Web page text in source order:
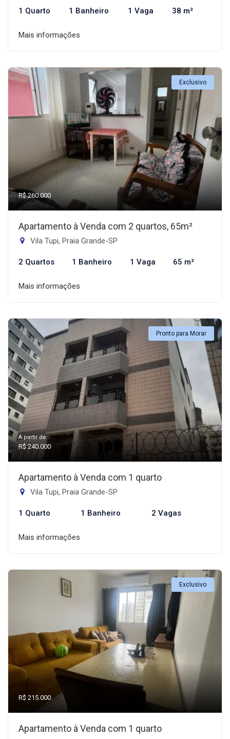
1 Quarto 1 Banheiro 1 Vaga 38 m²
Mais informações
Exclusivo
R$ 260.000
Apartamento à Venda com 2 quartos, 65m²
Vila Tupi, Praia Grande-SP
2 Quartos 1 Banheiro 1 Vaga 65 m²
Mais informações
Pronto para Morar
A partir de:
R$ 240.000
Apartamento à Venda com 1 quarto
Vila Tupi, Praia Grande-SP
1 Quarto 1 Banheiro 2 Vagas
Mais informações
Exclusivo
R$ 215.000
Apartamento à Venda com 1 quarto